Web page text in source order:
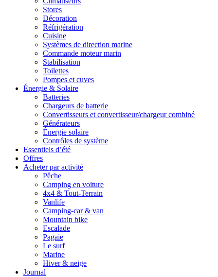
Stores
Décoration
Réfrigération
Cuisine
Systèmes de direction marine
Commande moteur marin
Stabilisation
Toilettes
Pompes et cuves
Énergie & Solaire
Batteries
Chargeurs de batterie
Convertisseurs et convertisseur/chargeur combiné
Générateurs
Énergie solaire
Contrôles de système
Essentiels d’été
Offres
Acheter par activité
Pêche
Camping en voiture
4x4 & Tout-Terrain
Vanlife
Camping-car & van
Mountain bike
Escalade
Pagaie
Le surf
Marine
Hiver & neige
Journal